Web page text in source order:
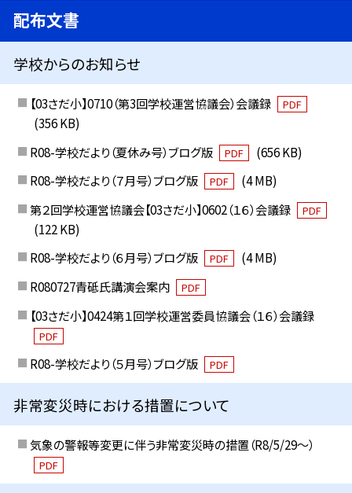
配布文書
学校からのお知らせ
【03さだ小】0710（第3回学校運営協議会）会議録 PDF
(356 KB)
R08-学校だより（夏休み号）ブログ版
PDF
(656 KB)
R08-学校だより（７月号）ブログ版
PDF
(4 MB)
第２回学校運営協議会【03さだ小】0602（１６）会議録
PDF
(122 KB)
R08-学校だより（６月号）ブログ版
PDF
(4 MB)
R080727青砥氏講演会案内
PDF
【03さだ小】0424第１回学校運営委員協議会（１６）会議録
PDF
R08-学校だより（５月号）ブログ版 PDF
非常変災時における措置について
気象の警報等変更に伴う非常変災時の措置（R8/5/29〜）
PDF